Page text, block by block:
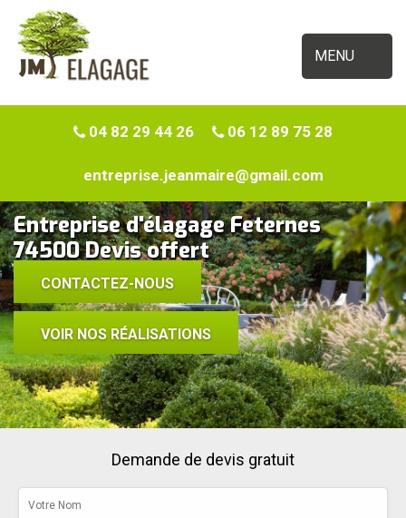
MENU
04 82 29 44 26 06 12 89 75 28
entreprise.jeanmaire@gmail.com
Entreprise d'élagage Feternes
74500 Devis offert
CONTACTEZ-NOUS
VOIR NOS RÉALISATIONS
Demande de devis gratuit